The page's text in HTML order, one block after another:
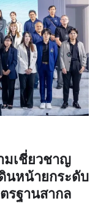
มเชี่ยวชาญ
นหน้ายกระดับ
รฐานสากล